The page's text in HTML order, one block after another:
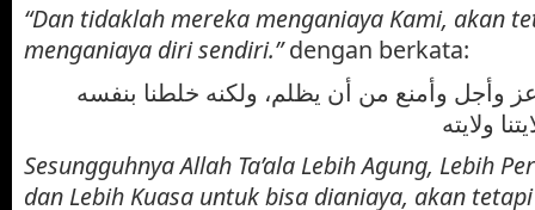
“Dan tidaklah mereka menganiaya Kami, akan
menganiaya diri sendiri.”dengan berkata:
وأجل وأمنع من أن يظلم، ولكنه خلطنا بنفسه
ولايته
Sesungguhnya Allah Ta’ala Lebih Agung, Lebih
dan Lebih Kuasa untuk bisa dianiaya, akan